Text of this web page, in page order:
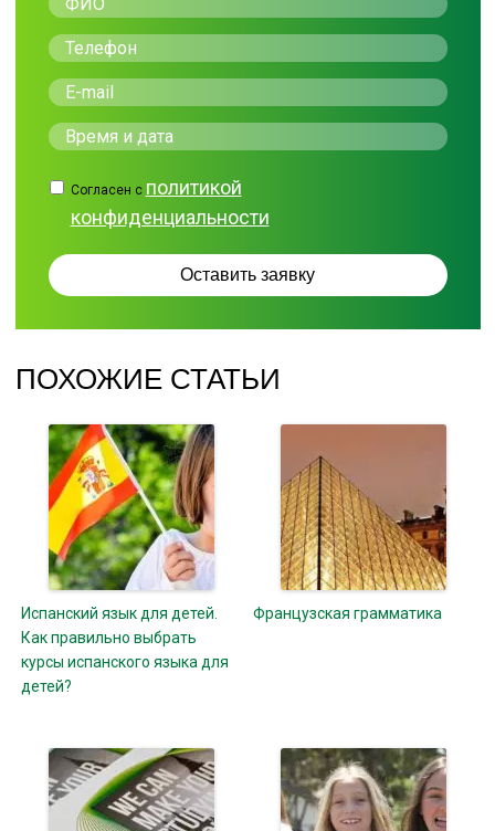
Согласен с политикой
конфиденциальности
ПОХОЖИЕ СТАТЬИ
Испанский язык для детей.
Как правильно выбрать
курсы испанского языка для
детей?
Французская грамматика